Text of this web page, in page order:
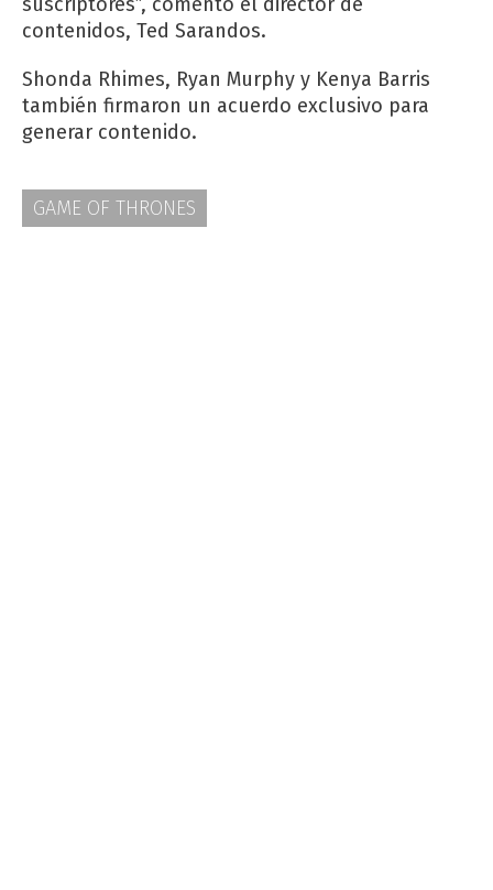
contenidos, Ted Sarandos.
Shonda Rhimes, Ryan Murphy y Kenya Barris
también firmaron un acuerdo exclusivo para
generar contenido.
GAME OF THRONES